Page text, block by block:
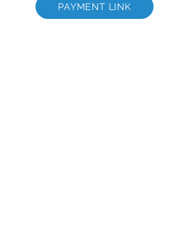
PAYMENT LINK